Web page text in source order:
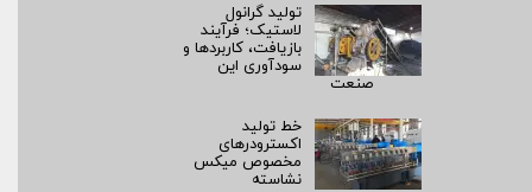
تولید گرانول
لاستیک؛ فرآیند
بازیافت، کاربردها و
سودآوری این
صنعت
خط تولید
اکسترودرهای
مخصوص میکس
نشاسته